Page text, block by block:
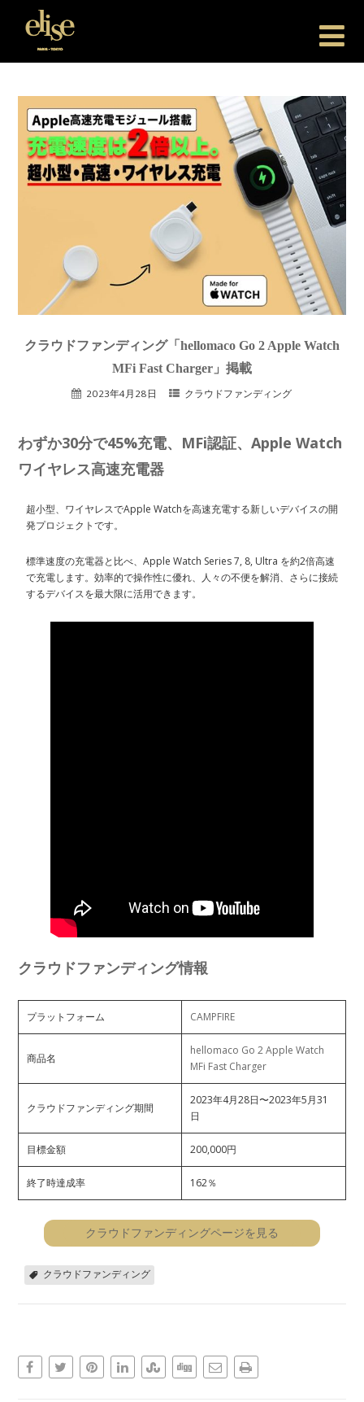
Elise Japan
クラウドファンディング「hellomaco Go 2 Apple Watch
MFi Fast Charger」掲載
2023年4月28日 クラウドファンディング
わずか30分で45%充電、MFi認証、Apple Watch
ワイヤレス高速充電器
超小型、ワイヤレスでApple Watchを高速充電する新しいデバイスの開
発プロジェクトです。
標準速度の充電器と比べ、Apple Watch Series 7, 8, Ultra を約2倍高速
で充電します。効率的で操作性に優れ、人々の不便を解消、さらに接続
するデバイスを最大限に活用できます。
クラウドファンディング情報
プラットフォーム CAMPFIRE
商品名
hellomaco Go 2 Apple Watch
MFi Fast Charger
クラウドファンディング期間
2023年4月28日〜2023年5月31
日
目標金額 200,000円
終了時達成率 162％
クラウドファンディングページを見る
クラウドファンディング